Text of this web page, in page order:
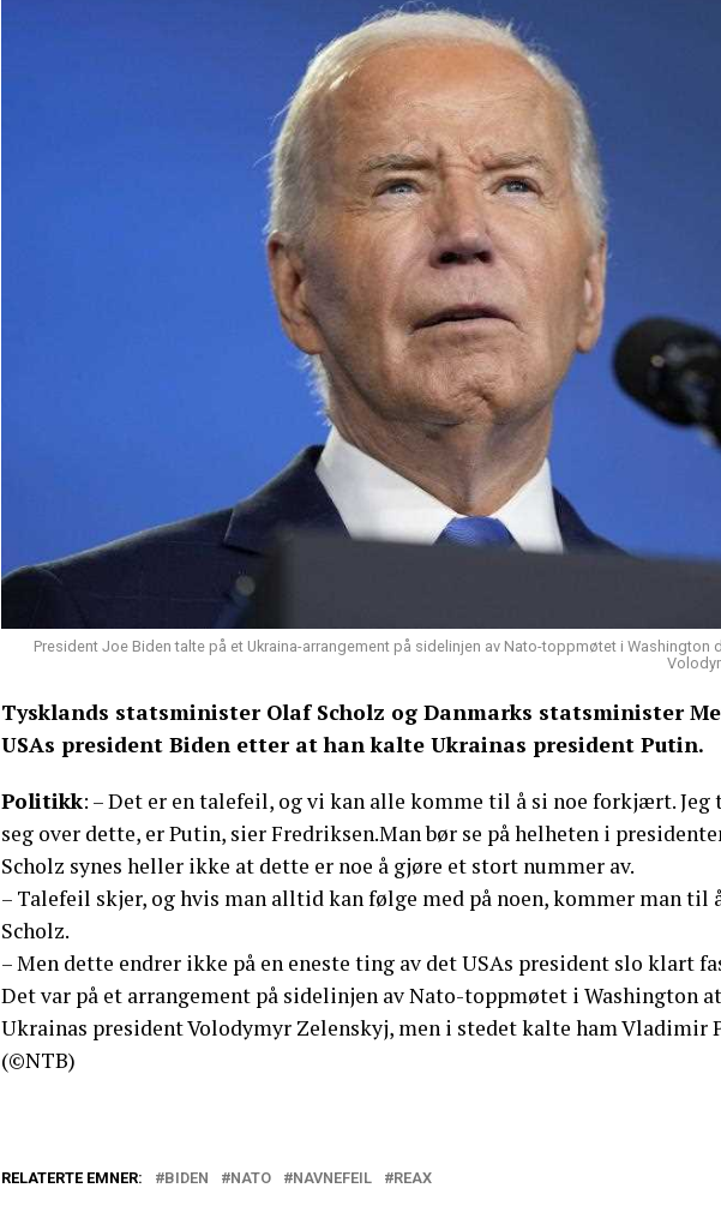
President Joe Biden talte på et Ukraina-arrangement på sidelinjen av Nato-toppmøtet i Washington
Tysklands statsminister Olaf Scholz og Danmarks statsminister
USAs president Biden etter at han kalte Ukrainas president Putin.
Politikk: – Det er en talefeil, og vi kan alle komme til å si noe forkjært. Jeg
seg over dette, er Putin, sier Fredriksen.Man bør se på helheten i
Scholz synes heller ikke at dette er noe å gjøre et stort nummer av.
– Talefeil skjer, og hvis man alltid kan følge med på noen, kommer man til
Scholz.
– Men dette endrer ikke på en eneste ting av det USAs president slo klart
Det var på et arrangement på sidelinjen av Nato-toppmøtet i Washington
Ukrainas president Volodymyr Zelenskyj, men i stedet kalte ham Vladimir
(©NTB)
RELATERTE EMNER: BIDEN NATO NAVNEFEIL REAX